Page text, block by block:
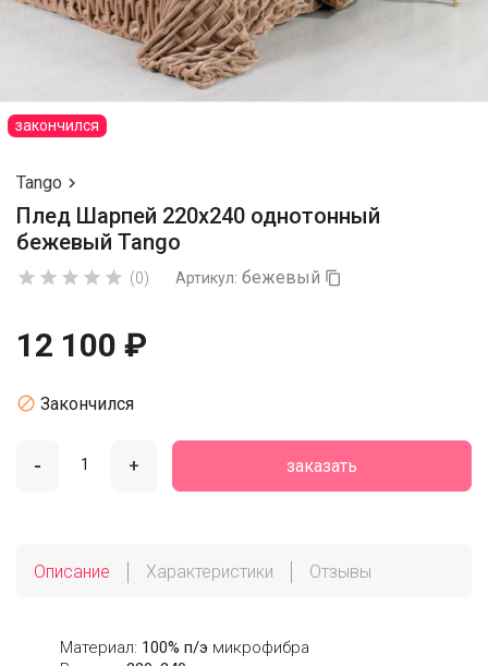
закончился
Tango 
Плед Шарпей 220х240 однотонный
бежевый Tango
     (0) Артикул: бежевый 
12 100 ₽
 Закончился
- + заказать
Описание Характеристики Отзывы
Материал: 100% п/э микрофибра